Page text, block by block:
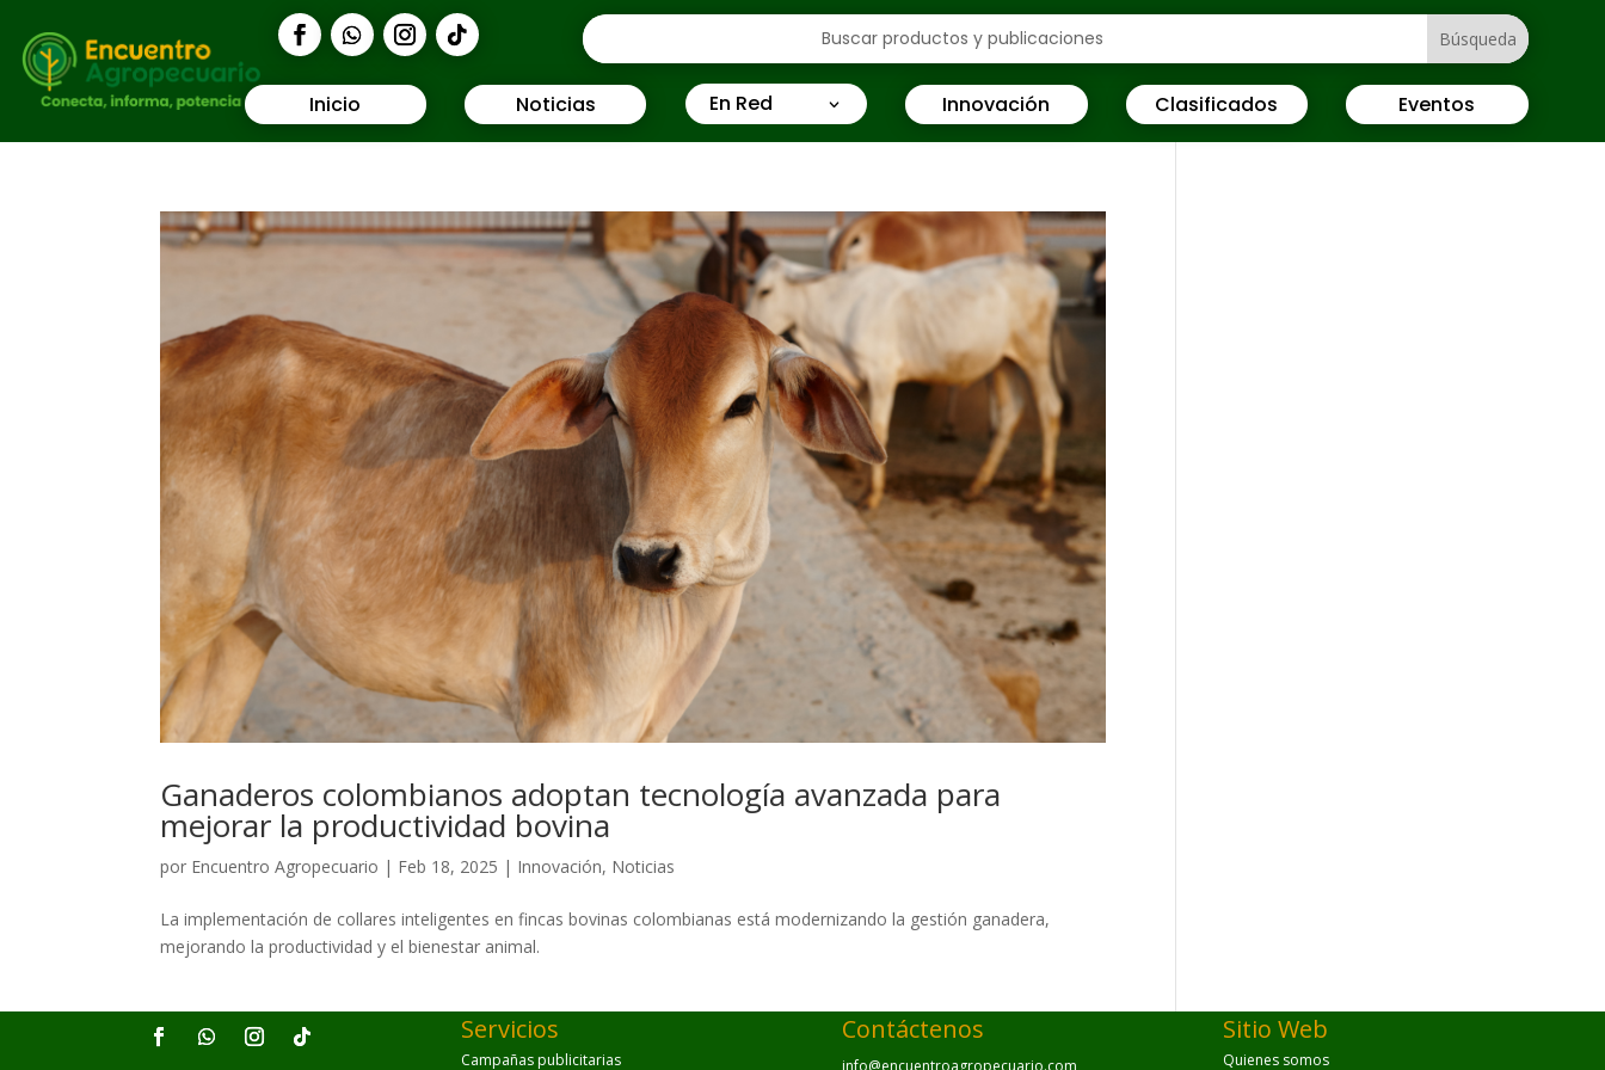
Inicio Noticias En Red Innovación Clasificados Eventos
Ganaderos colombianos adoptan tecnología avanzada para
mejorar la productividad bovina
por Encuentro Agropecuario | Feb 18, 2025 | Innovación, Noticias
La implementación de collares inteligentes en fincas bovinas colombianas está modernizando la gestión ganadera,
mejorando la productividad y el bienestar animal.
Servicios
Campañas publicitarias
Contáctenos
info@encuentroagropecuario.com
Sitio Web
Quienes somos